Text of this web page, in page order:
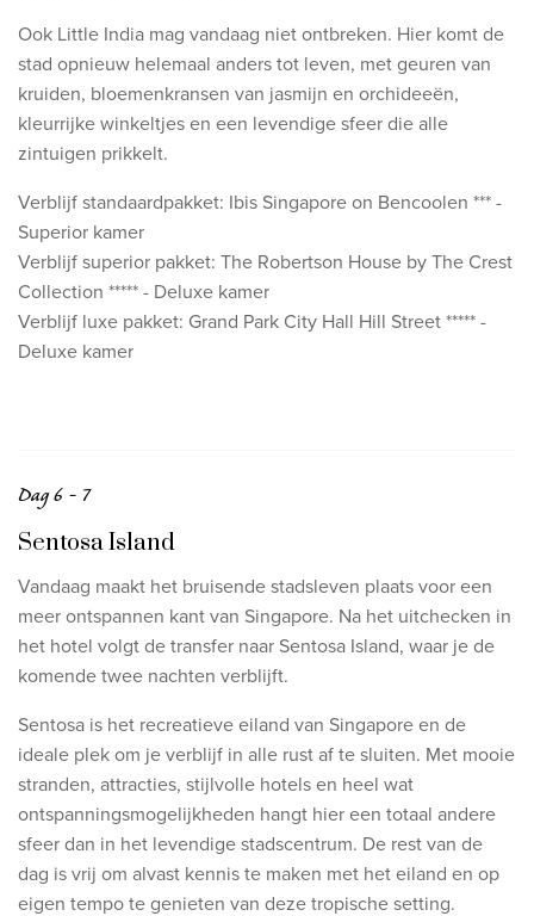
Ook Little India mag vandaag niet ontbreken. Hier komt de
stad opnieuw helemaal anders tot leven, met geuren van
kruiden, bloemenkransen van jasmijn en orchideeën,
kleurrijke winkeltjes en een levendige sfeer die alle
zintuigen prikkelt.
Verblijf standaardpakket: Ibis Singapore on Bencoolen *** -
Superior kamer
Verblijf superior pakket: The Robertson House by The Crest
Collection ***** - Deluxe kamer
Verblijf luxe pakket: Grand Park City Hall Hill Street ***** -
Deluxe kamer
Dag 6 - 7
Sentosa Island
Vandaag maakt het bruisende stadsleven plaats voor een
meer ontspannen kant van Singapore. Na het uitchecken in
het hotel volgt de transfer naar Sentosa Island, waar je de
komende twee nachten verblijft.
Sentosa is het recreatieve eiland van Singapore en de
ideale plek om je verblijf in alle rust af te sluiten. Met mooie
stranden, attracties, stijlvolle hotels en heel wat
ontspanningsmogelijkheden hangt hier een totaal andere
sfeer dan in het levendige stadscentrum. De rest van de
dag is vrij om alvast kennis te maken met het eiland en op
eigen tempo te genieten van deze tropische setting.